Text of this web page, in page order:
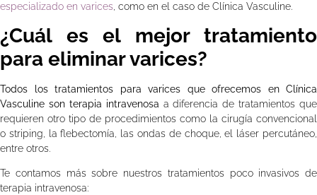
especializado en varices , como en el caso de Clínica Vasculine.
¿Cuál es el mejor tratamiento
para eliminar varices?
Todos los tratamientos para varices que ofrecemos en Clínica
Vasculine son terapia intravenosa a diferencia de tratamientos que
requieren otro tipo de procedimientos como la cirugía convencional
o striping, la flebectomía, las ondas de choque, el láser percutáneo,
entre otros.
Te contamos más sobre nuestros tratamientos poco invasivos de
terapia intravenosa: